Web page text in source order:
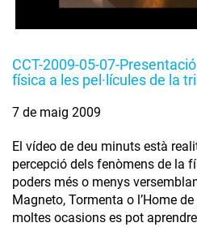
CCT-2009-05-07-
física a les pel·lícules de la
7 de maig 2009
El vídeo de deu minuts està
percepció dels fenòmens de la
poders més o menys
Magneto, Tormenta o l’Home
moltes ocasions es pot